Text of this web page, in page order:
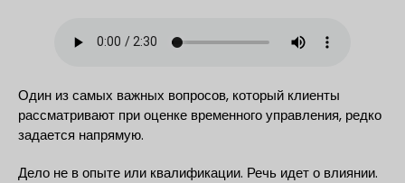
Один из самых важных вопросов, который клиенты
рассматривают при оценке временного управления, редко
задается напрямую.
Дело не в опыте или квалификации. Речь идет о влиянии.